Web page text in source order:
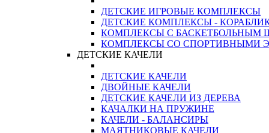
ДЕТСКИЕ ИГРОВЫЕ КОМПЛЕКСЫ
ДЕТСКИЕ КОМПЛЕКСЫ -
КОМПЛЕКСЫ С БАСКЕТБОЛЬНЫМ
КОМПЛЕКСЫ СО СПОРТИВНЫМИ
ДЕТСКИЕ КАЧЕЛИ
ДЕТСКИЕ КАЧЕЛИ
ДВОЙНЫЕ КАЧЕЛИ
ДЕТСКИЕ КАЧЕЛИ ИЗ ДЕРЕВА
КАЧАЛКИ НА ПРУЖИНЕ
КАЧЕЛИ - БАЛАНСИРЫ
МАЯТНИКОВЫЕ КАЧЕЛИ